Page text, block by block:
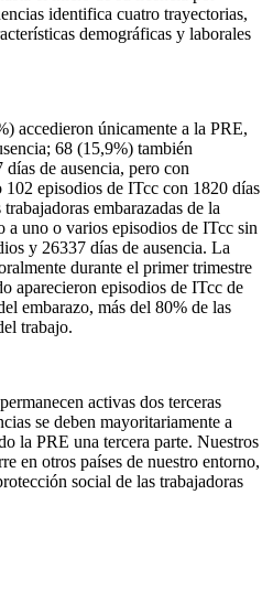
identifica cuatro trayectorias,
demográficas y laborales
accedieron únicamente a la PRE,
68 (15,9%) también
de ausencia, pero con
episodios de ITcc con 1820 días
embarazadas de la
a uno o varios episodios de ITcc sin
y 26337 días de ausencia. La
durante el primer trimestre
aparecieron episodios de ITcc de
embarazo, más del 80% de las
trabajo.
activas dos terceras
se deben mayoritariamente a
la PRE una tercera parte. Nuestros
en otros países de nuestro entorno,
social de las trabajadoras